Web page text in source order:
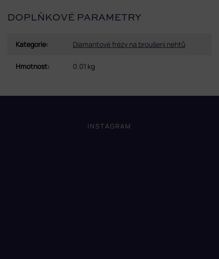
DOPLŇKOVÉ PARAMETRY
Kategorie: Diamantové frézy na broušení nehtů
Hmotnost: 0.01 kg
INSTAGRAM